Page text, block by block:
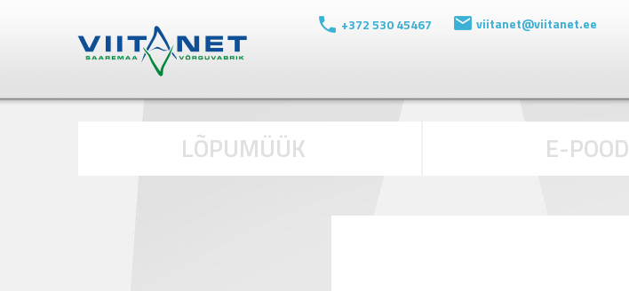
+372 530 45467 viitanet@viitanet.ee
LÕPUMÜÜK E-POOD